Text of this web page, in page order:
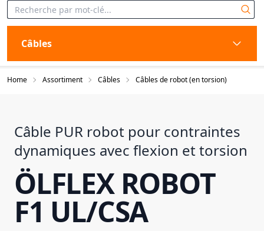
Câbles
Home Assortiment Câbles Câbles de robot (en torsion)
Câble PUR robot pour contraintes
dynamiques avec flexion et torsion
ÖLFLEX ROBOT
F1 UL/CSA